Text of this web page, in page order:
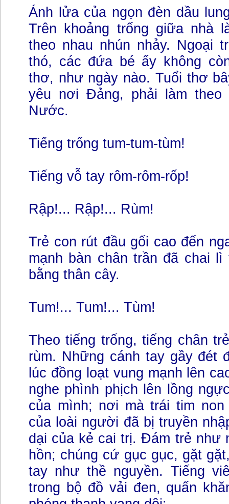
Ánh lửa của ngọn đèn dầu
Trên khoảng trống giữa nhà
theo nhau nhún nhảy. Ngoại
thó, các đứa bé ấy không
thơ, như ngày nào. Tuổi thơ
yêu nơi Đảng, phải làm
Nước.
Tiếng trống tum-tum-tùm!
Tiếng vỗ tay rôm-rôm-rốp!
Rập!... Rập!... Rùm!
Trẻ con rút đầu gối cao đến
mạnh bàn chân trần đã chai lì
bằng thân cây.
Tum!... Tum!... Tùm!
Theo tiếng trống, tiếng chân
rùm. Những cánh tay gầy đét
lúc đồng loạt vung mạnh lên
nghe phình phịch lên lồng
của mình; nơi mà trái tim
của loài người đã bị truyền
dại của kẻ cai trị. Đám trẻ như
hồn; chúng cứ gục gục, gặt
tay như thề nguyền. Tiếng
trong bộ đồ vải đen, quấn